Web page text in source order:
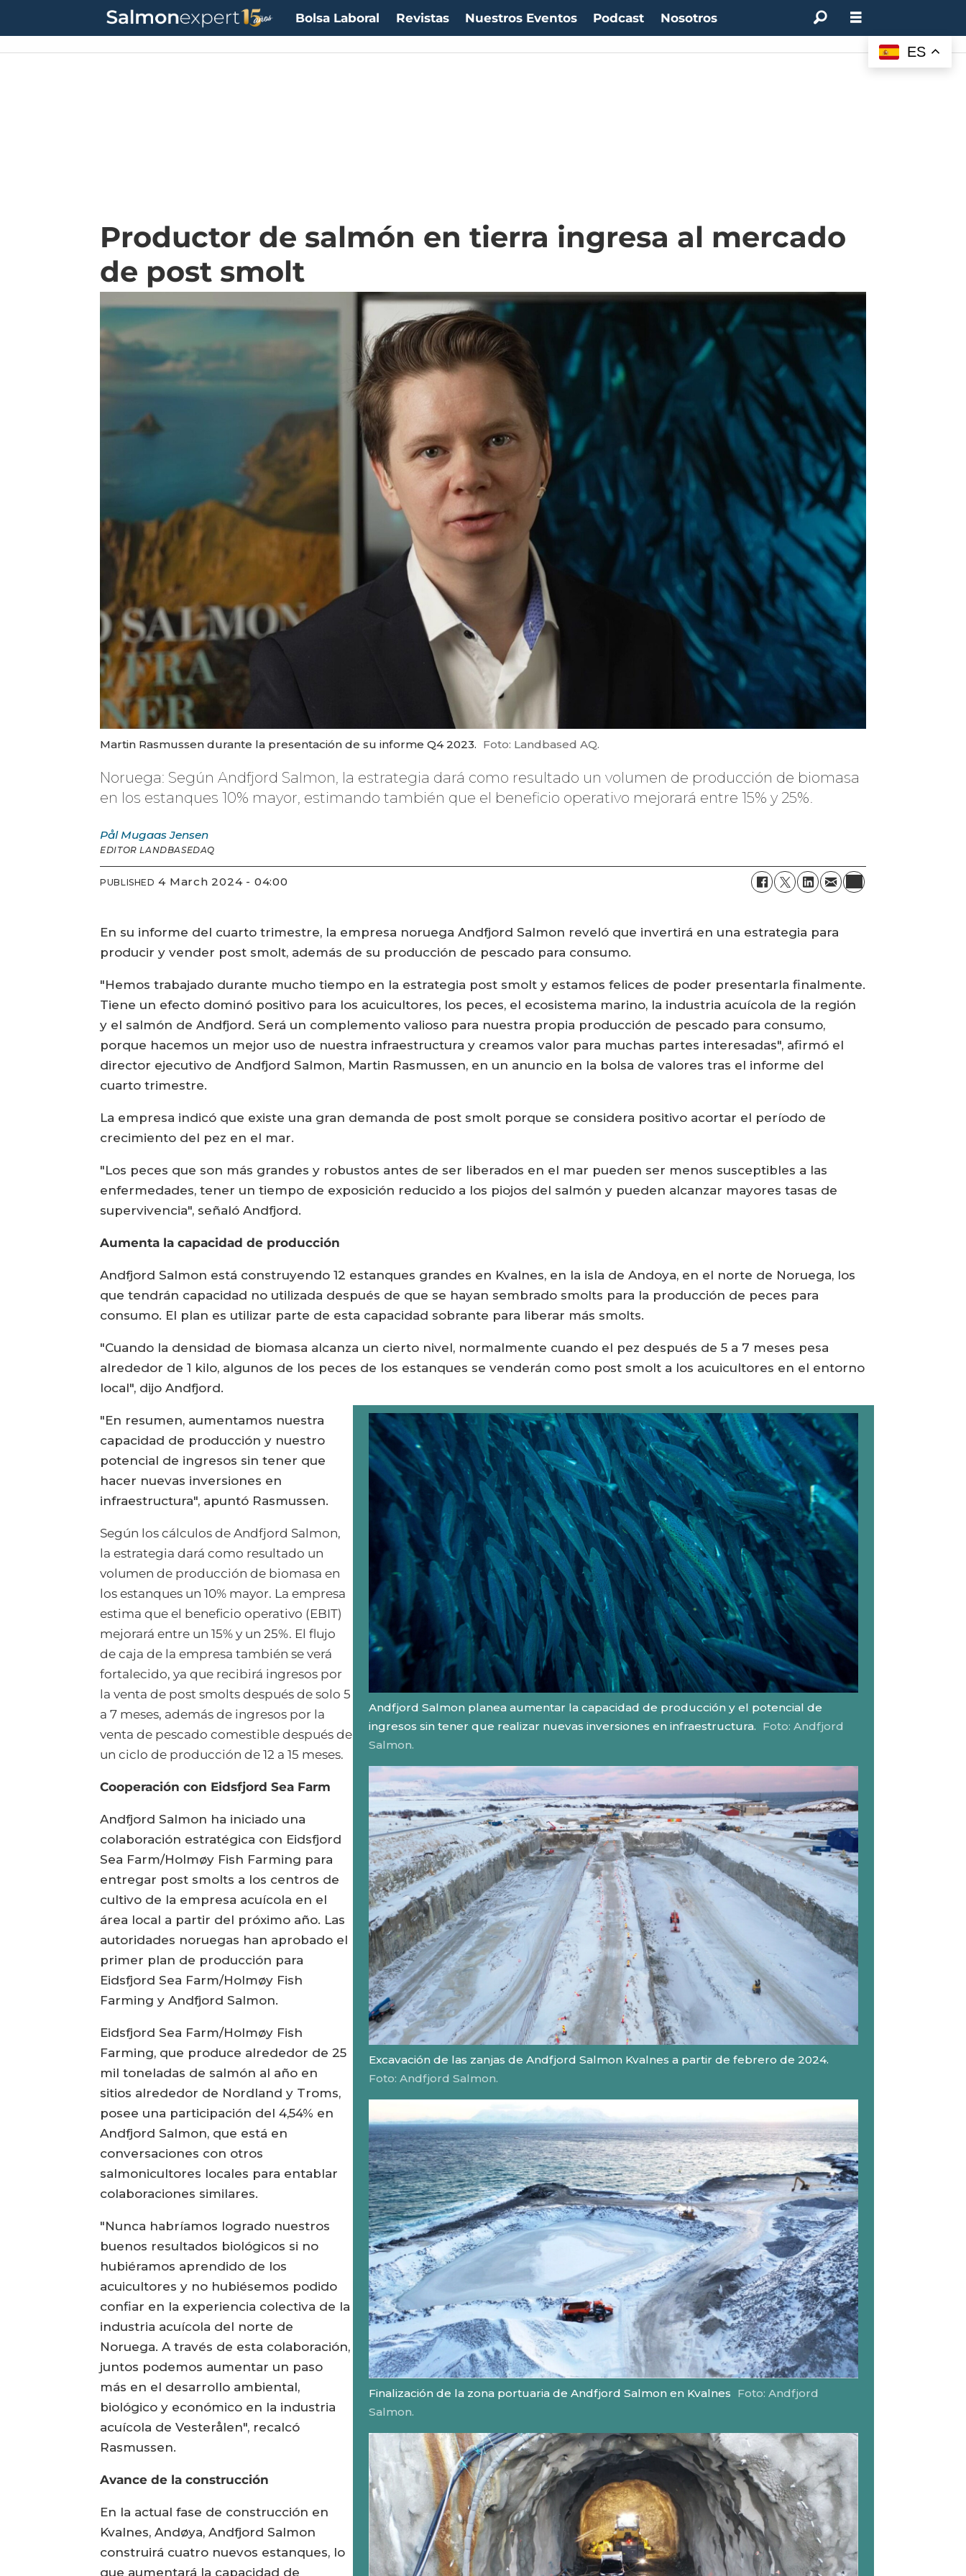
Bolsa Laboral Revistas Nuestros Eventos Podcast Nosotros
Productor de salmón en tierra ingresa al mercado
de post smolt
Martin Rasmussen durante la presentación de su informe Q4 2023. Foto: Landbased AQ.
Noruega: Según Andfjord Salmon, la estrategia dará como resultado un volumen de producción de biomasa
en los estanques 10% mayor, estimando también que el beneficio operativo mejorará entre 15% y 25%.
Pål Mugaas Jensen
EDITOR LANDBASEDAQ
PUBLISHED 4 March 2024 - 04:00
En su informe del cuarto trimestre, la empresa noruega Andfjord Salmon reveló que invertirá en una estrategia para
producir y vender post smolt, además de su producción de pescado para consumo.
"Hemos trabajado durante mucho tiempo en la estrategia post smolt y estamos felices de poder presentarla finalmente.
Tiene un efecto dominó positivo para los acuicultores, los peces, el ecosistema marino, la industria acuícola de la región
y el salmón de Andfjord. Será un complemento valioso para nuestra propia producción de pescado para consumo,
porque hacemos un mejor uso de nuestra infraestructura y creamos valor para muchas partes interesadas", afirmó el
director ejecutivo de Andfjord Salmon, Martin Rasmussen, en un anuncio en la bolsa de valores tras el informe del
cuarto trimestre.
La empresa indicó que existe una gran demanda de post smolt porque se considera positivo acortar el período de
crecimiento del pez en el mar.
"Los peces que son más grandes y robustos antes de ser liberados en el mar pueden ser menos susceptibles a las
enfermedades, tener un tiempo de exposición reducido a los piojos del salmón y pueden alcanzar mayores tasas de
supervivencia", señaló Andfjord.
Aumenta la capacidad de producción
Andfjord Salmon está construyendo 12 estanques grandes en Kvalnes, en la isla de Andoya, en el norte de Noruega, los
que tendrán capacidad no utilizada después de que se hayan sembrado smolts para la producción de peces para
consumo. El plan es utilizar parte de esta capacidad sobrante para liberar más smolts.
"Cuando la densidad de biomasa alcanza un cierto nivel, normalmente cuando el pez después de 5 a 7 meses pesa
alrededor de 1 kilo, algunos de los peces de los estanques se venderán como post smolt a los acuicultores en el entorno
local", dijo Andfjord.
Andfjord Salmon planea aumentar la capacidad de producción y el potencial de
ingresos sin tener que realizar nuevas inversiones en infraestructura. Foto: Andfjord
Salmon.
Excavación de las zanjas de Andfjord Salmon Kvalnes a partir de febrero de 2024.
Foto: Andfjord Salmon.
Finalización de la zona portuaria de Andfjord Salmon en Kvalnes Foto: Andfjord
Salmon.
"En resumen, aumentamos nuestra
capacidad de producción y nuestro
potencial de ingresos sin tener que
hacer nuevas inversiones en
infraestructura", apuntó Rasmussen.
Según los cálculos de Andfjord Salmon,
la estrategia dará como resultado un
volumen de producción de biomasa en
los estanques un 10% mayor. La empresa
estima que el beneficio operativo (EBIT)
mejorará entre un 15% y un 25%. El flujo
de caja de la empresa también se verá
fortalecido, ya que recibirá ingresos por
la venta de post smolts después de solo 5
a 7 meses, además de ingresos por la
venta de pescado comestible después de
un ciclo de producción de 12 a 15 meses.
Cooperación con Eidsfjord Sea Farm
Andfjord Salmon ha iniciado una
colaboración estratégica con Eidsfjord
Sea Farm/Holmøy Fish Farming para
entregar post smolts a los centros de
cultivo de la empresa acuícola en el
área local a partir del próximo año. Las
autoridades noruegas han aprobado el
primer plan de producción para
Eidsfjord Sea Farm/Holmøy Fish
Farming y Andfjord Salmon.
Eidsfjord Sea Farm/Holmøy Fish
Farming, que produce alrededor de 25
mil toneladas de salmón al año en
sitios alrededor de Nordland y Troms,
posee una participación del 4,54% en
Andfjord Salmon, que está en
conversaciones con otros
salmonicultores locales para entablar
colaboraciones similares.
"Nunca habríamos logrado nuestros
buenos resultados biológicos si no
hubiéramos aprendido de los
acuicultores y no hubiésemos podido
confiar en la experiencia colectiva de la
industria acuícola del norte de
Noruega. A través de esta colaboración,
juntos podemos aumentar un paso
más en el desarrollo ambiental,
biológico y económico en la industria
acuícola de Vesterålen", recalcó
Rasmussen.
Avance de la construcción
En la actual fase de construcción en
Kvalnes, Andøya, Andfjord Salmon
construirá cuatro nuevos estanques, lo
que aumentará la capacidad de
ES